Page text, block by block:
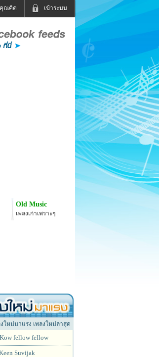
เข้าระบบ
คุณคิด
ยุออนไลน์
Old Music
เพลงเก่าเพราะๆ
งใหม่มาแรง เพลงใหม่ล่าสุด
fellow fellow
Suvijak